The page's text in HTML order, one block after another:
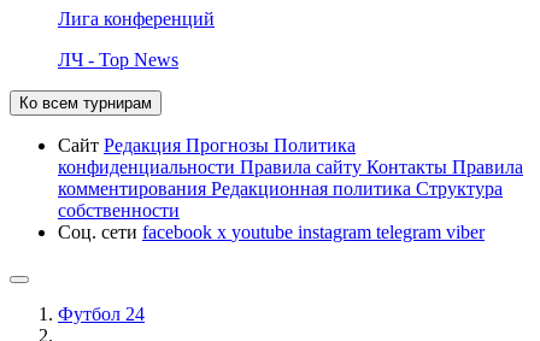
Лига конференций
ЛЧ - Top News
Ко всем турнирам
Сайт Редакция Прогнозы Политика
конфиденциальности Правила сайту Контакты Правила
комментирования Редакционная политика Структура
собственности
Соц. сети facebook x youtube instagram telegram viber
Футбол 24